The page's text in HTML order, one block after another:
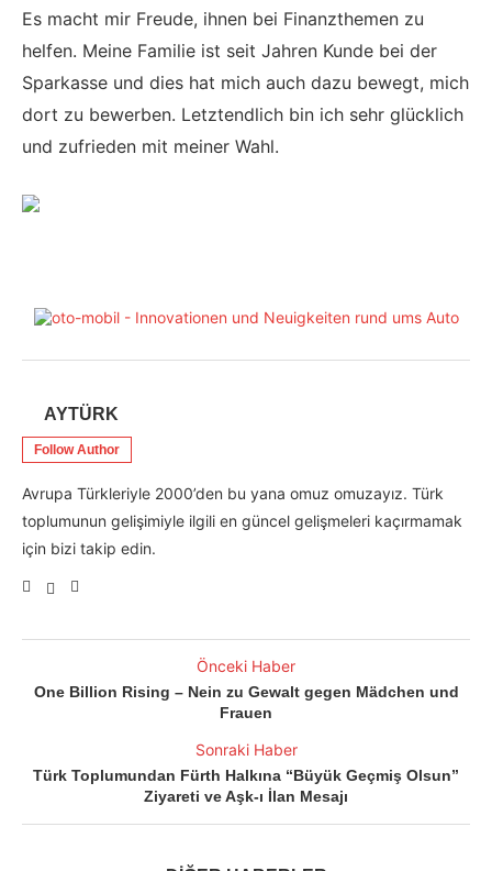
Es macht mir Freude, ihnen bei Finanzthemen zu
helfen. Meine Familie ist seit Jahren Kunde bei der
Sparkasse und dies hat mich auch dazu bewegt, mich
dort zu bewerben. Letztendlich bin ich sehr glücklich
und zufrieden mit meiner Wahl.
AYTÜRK
Follow Author
Avrupa Türkleriyle 2000’den bu yana omuz omuzayız. Türk
toplumunun gelişimiyle ilgili en güncel gelişmeleri kaçırmamak
için bizi takip edin.
Önceki Haber
One Billion Rising – Nein zu Gewalt gegen Mädchen und
Frauen
Sonraki Haber
Türk Toplumundan Fürth Halkına “Büyük Geçmiş Olsun”
Ziyareti ve Aşk-ı İlan Mesajı